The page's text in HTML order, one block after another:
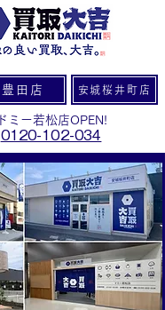
豊田店 安城桜井町店
ドミー若松店OPEN!
0120-102-034